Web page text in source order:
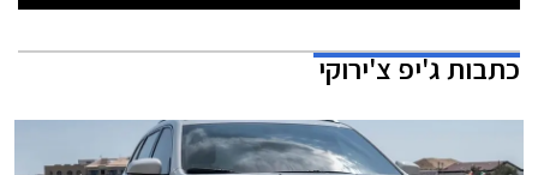
כתבותג'יפ צ'ירוקי